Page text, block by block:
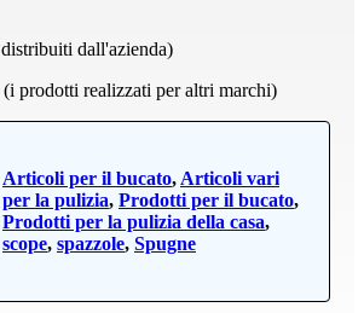
dall'azienda)
prodotti realizzati per altri marchi)
Articoli per il bucato, Articoli vari
per la pulizia, Prodotti per il bucato,
Prodotti per la pulizia della casa,
scope, spazzole, Spugne